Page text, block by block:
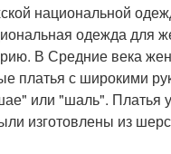
национальной
одежда для
В Средние века
платья с широкими
или "шаль". Платья
изготовлены из